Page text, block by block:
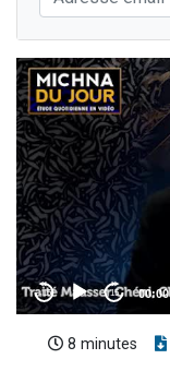
8 minutes